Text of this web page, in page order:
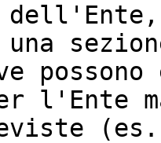
possono
l'Ente
(es.